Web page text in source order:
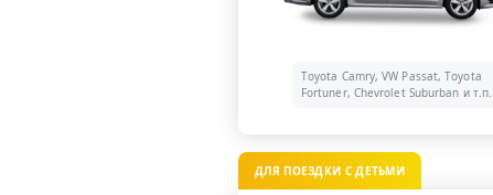
Toyota Camry, VW Passat, Toyota
Fortuner, Chevrolet Suburban и т.п.
ДЛЯ ПОЕЗДКИ С ДЕТЬМИ